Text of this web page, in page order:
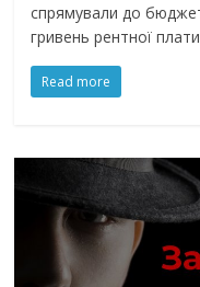
спрямували до
гривень рентної
Read more